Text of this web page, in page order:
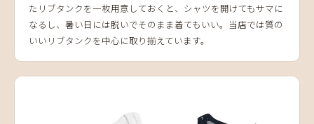
たリブタンクを一枚用意しておくと、シャツを開けてもサマに
なるし、暑い日には脱いでそのまま着てもいい。当店では質の
いいリブタンクを中心に取り揃えています。